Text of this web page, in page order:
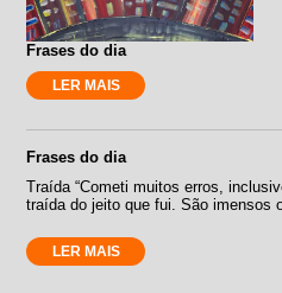
Frases do dia
LER MAIS
Frases do dia
Traída “Cometi muitos erros,
traída do jeito que fui. São imensos
LER MAIS